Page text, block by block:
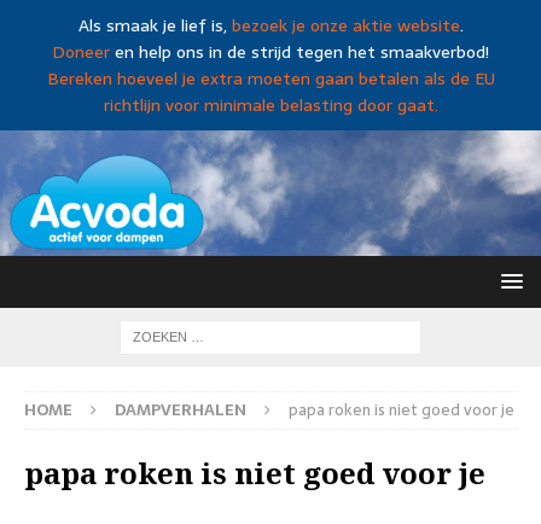
Als smaak je lief is,bezoek je onze aktie website.
Doneeren help ons in de strijd tegen het smaakverbod!
Bereken hoeveel je extra moeten gaan betalen als de EU
richtlijn voor minimale belasting door gaat.
HOME DAMPVERHALEN papa roken is niet goed voor je
papa roken is niet goed voor je